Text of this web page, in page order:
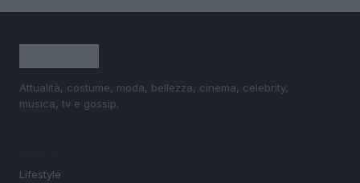
Attualità, costume, moda, bellezza, cinema, celebrity,
musica, tv e gossip.
Lifestyle